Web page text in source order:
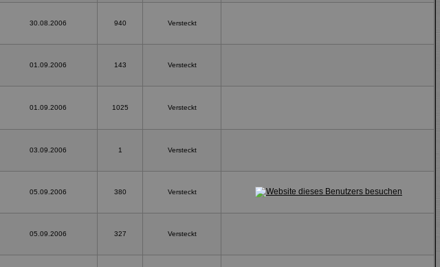
30.08.2006 940 Versteckt
01.09.2006 143 Versteckt
01.09.2006 1025 Versteckt
03.09.2006 1 Versteckt
05.09.2006 380 Versteckt
05.09.2006 327 Versteckt